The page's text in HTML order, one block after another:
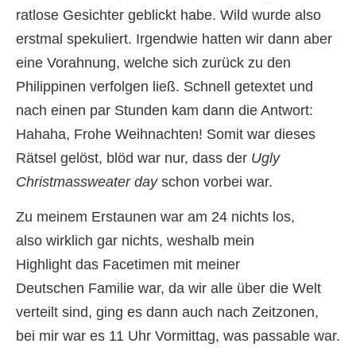
ratlose Gesichter geblickt habe. Wild wurde also
erstmal spekuliert. Irgendwie hatten wir dann aber
eine Vorahnung, welche sich zurück zu den
Philippinen verfolgen ließ. Schnell getextet und
nach einen par Stunden kam dann die Antwort:
Hahaha, Frohe Weihnachten! Somit war dieses
Rätsel gelöst, blöd war nur, dass der Ugly
Christmassweater dayschon vorbei war.
Zu meinem Erstaunen war am 24 nichts los,
also wirklich gar nichts, weshalb mein
Highlight das Facetimen mit meiner
Deutschen Familie war, da wir alle über die Welt
verteilt sind, ging es dann auch nach Zeitzonen,
bei mir war es 11 Uhr Vormittag, was passable war.